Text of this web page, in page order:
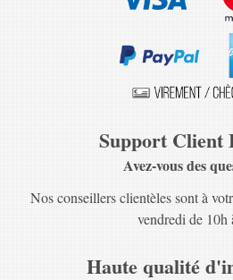
Support Client
Avez-vous des
Nos conseillers clientèles sont à
vendredi de 10h
Haute qualité